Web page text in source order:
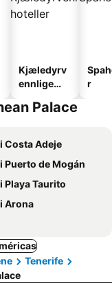
Kjæledyrv
ennlige
r
Palace
Costa Adeje
Puerto de Mogán
Playa Taurito
Arona
Tenerife